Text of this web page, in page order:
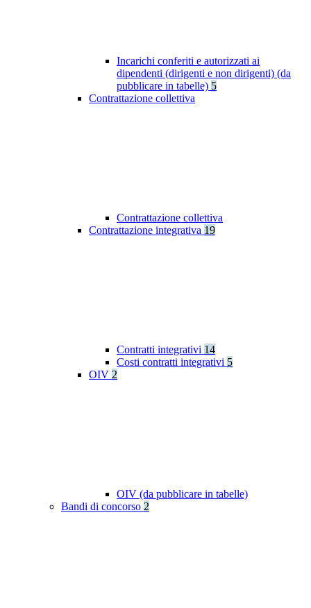
Incarichi conferiti e autorizzati ai
dipendenti (dirigenti e non dirigenti) (da
pubblicare in tabelle) 5
Contrattazione collettiva
Contrattazione collettiva
Contrattazione integrativa 19
Contratti integrativi 14
Costi contratti integrativi 5
OIV 2
OIV (da pubblicare in tabelle)
Bandi di concorso 2